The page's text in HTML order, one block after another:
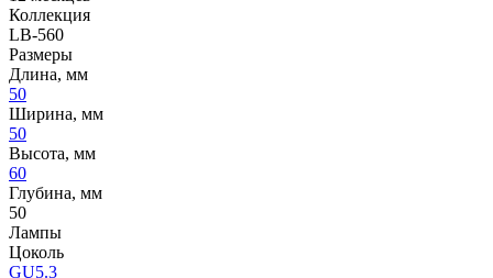
Коллекция
LB-560
Размеры
Длина, мм
50
Ширина, мм
50
Высота, мм
60
Глубина, мм
50
Лампы
Цоколь
GU5.3